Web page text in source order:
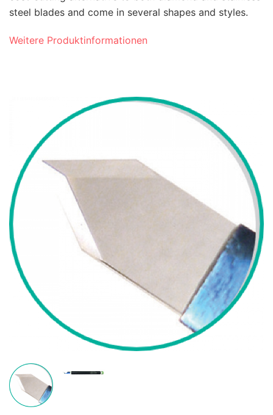
steel blades and come in several shapes and styles.
Weitere Produktinformationen